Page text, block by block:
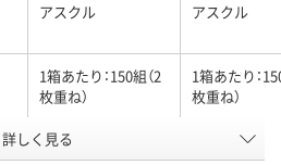
アスクル アスクル
1箱あたり：150組（2
枚重ね）
1箱あたり：
枚重ね）
ボックスティッシュ ボックステ
詳しく見る